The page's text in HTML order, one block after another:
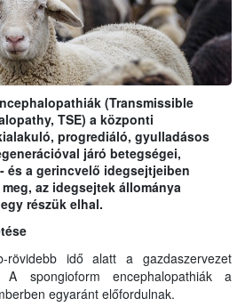
(Transmissible
TSE) a központi
progrediáló, gyulladásos
járó betegségei,
és a gerincvelő idegsejtjeiben
az idegsejtek állománya
részük elhal.
rövidebb idő alatt a gazdaszervezet
A spongioform encephalopathiák a
egyaránt előfordulnak.